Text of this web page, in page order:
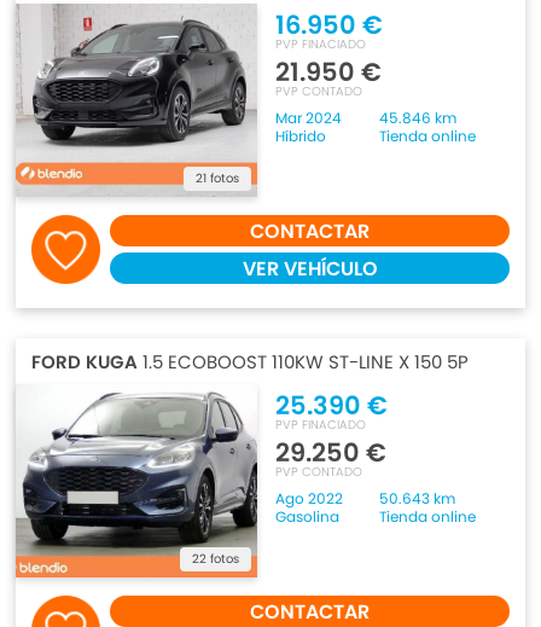
21 fotos
16.950 €
PVP FINACIADO
21.950 €
PVP CONTADO
Mar 2024
45.846 km
Híbrido
Tienda online
CONTACTAR
VER VEHÍCULO
FORD KUGA1.5 ECOBOOST 110KW ST-LINE X 150 5P
22 fotos
25.390 €
PVP FINACIADO
29.250 €
PVP CONTADO
Ago 2022
50.643 km
Gasolina
Tienda online
CONTACTAR